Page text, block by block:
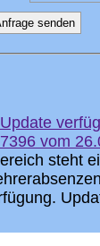
vom
steht